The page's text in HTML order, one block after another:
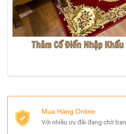
Mua Hàng Online
Với nhiều ưu đãi đang chờ bạn